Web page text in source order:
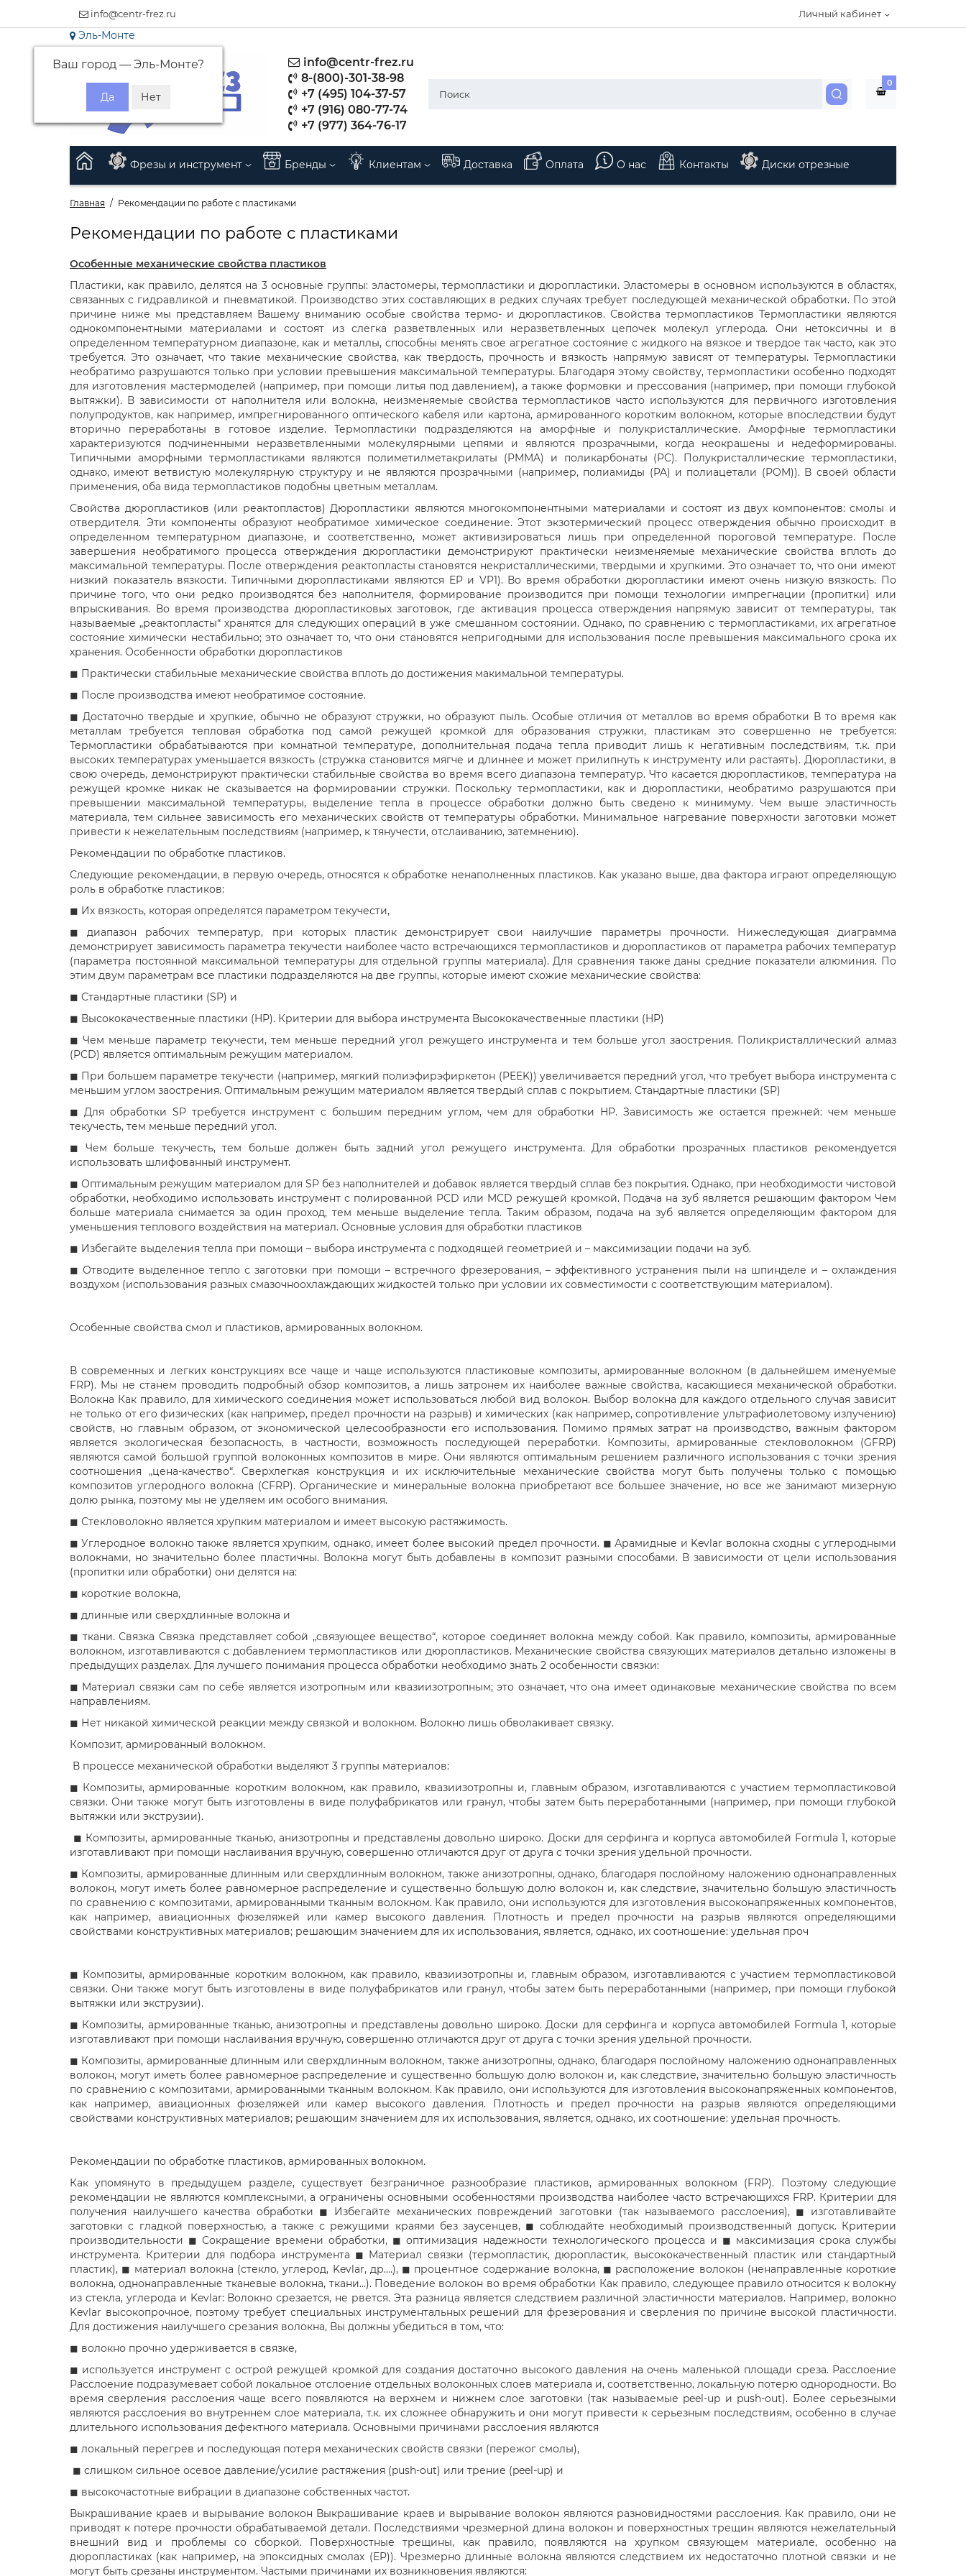
info@centr-frez.ru Личный кабинет
Эль-Монте
Ваш город — Эль-Монте?
info@centr-frez.ru
8-(800)-301-38-98
+7 (495) 104-37-57
+7 (916) 080-77-74
+7 (977) 364-76-17
0
Фрезы и инструмент Бренды Клиентам Доставка Оплата О нас Контакты Диски отрезные
Главная Рекомендации по работе с пластиками
Рекомендации по работе с пластиками
Особенные механические свойства пластиков
Пластики, как правило, делятся на 3 основные группы: эластомеры, термопластики и дюропластики. Эластомеры в основном используются в областях,
связанных с гидравликой и пневматикой. Производство этих составляющих в редких случаях требует последующей механической обработки. По этой
причине ниже мы представляем Вашему вниманию особые свойства термо- и дюропластиков. Свойства термопластиков Термопластики являются
однокомпонентными материалами и состоят из слегка разветвленных или неразветвленных цепочек молекул углерода. Они нетоксичны и в
определенном температурном диапазоне, как и металлы, способны менять свое агрегатное состояние с жидкого на вязкое и твердое так часто, как это
требуется. Это означает, что такие механические свойства, как твердость, прочность и вязкость напрямую зависят от температуры. Термопластики
необратимо разрушаются только при условии превышения максимальной температуры. Благодаря этому свойству, термопластики особенно подходят
для изготовления мастермоделей (например, при помощи литья под давлением), а также формовки и прессования (например, при помощи глубокой
вытяжки). В зависимости от наполнителя или волокна, неизменяемые свойства термопластиков часто используются для первичного изготовления
полупродуктов, как например, импрегнированного оптического кабеля или картона, армированного коротким волокном, которые впоследствии будут
вторично переработаны в готовое изделие. Термопластики подразделяются на аморфные и полукристаллические. Аморфные термопластики
характеризуются подчиненными неразветвленными молекулярными цепями и являются прозрачными, когда неокрашены и недеформированы.
Типичными аморфными термопластиками являются полиметилметакрилаты (PMMA) и поликарбонаты (PC). Полукристаллические термопластики,
однако, имеют ветвистую молекулярную структуру и не являются прозрачными (например, полиамиды (PA) и полиацетали (POM)). В своей области
применения, оба вида термопластиков подобны цветным металлам.
Свойства дюропластиков (или реактопластов) Дюропластики являются многокомпонентными материалами и состоят из двух компонентов: смолы и
отвердителя. Эти компоненты образуют необратимое химическое соединение. Этот экзотермический процесс отверждения обычно происходит в
определенном температурном диапазоне, и соответственно, может активизироваться лишь при определенной пороговой температуре. После
завершения необратимого процесса отверждения дюропластики демонстрируют практически неизменяемые механические свойства вплоть до
максимальной температуры. После отверждения реактопласты становятся некристаллическими, твердыми и хрупкими. Это означает то, что они имеют
низкий показатель вязкости. Типичными дюропластиками являются EP и VP1). Во время обработки дюропластики имеют очень низкую вязкость. По
причине того, что они редко производятся без наполнителя, формирование производится при помощи технологии импрегнации (пропитки) или
впрыскивания. Во время производства дюропластиковых заготовок, где активация процесса отверждения напрямую зависит от температуры, так
называемые „реактопласты“ хранятся для следующих операций в уже смешанном состоянии. Однако, по сравнению с термопластиками, их агрегатное
состояние химически нестабильно; это означает то, что они становятся непригодными для использования после превышения максимального срока их
хранения. Особенности обработки дюропластиков
◼ Практически стабильные механические свойства вплоть до достижения макимальной температуры.
◼ После производства имеют необратимое состояние.
◼ Достаточно твердые и хрупкие, обычно не образуют стружки, но образуют пыль. Особые отличия от металлов во время обработки В то время как
металлам требуется тепловая обработка под самой режущей кромкой для образования стружки, пластикам это совершенно не требуется:
Термопластики обрабатываются при комнатной температуре, дополнительная подача тепла приводит лишь к негативным последствиям, т.к. при
высоких температурах уменьшается вязкость (стружка становится мягче и длиннее и может прилипнуть к инструменту или растаять). Дюропластики, в
свою очередь, демонстрируют практически стабильные свойства во время всего диапазона температур. Что касается дюропластиков, температура на
режущей кромке никак не сказывается на формировании стружки. Поскольку термопластики, как и дюропластики, необратимо разрушаются при
превышении максимальной температуры, выделение тепла в процессе обработки должно быть сведено к минимуму. Чем выше эластичность
материала, тем сильнее зависимость его механических свойств от температуры обработки. Минимальное нагревание поверхности заготовки может
привести к нежелательным последствиям (например, к тянучести, отслаиванию, затемнению).
Рекомендации по обработке пластиков.
Следующие рекомендации, в первую очередь, относятся к обработке ненаполненных пластиков. Как указано выше, два фактора играют определяющую
роль в обработке пластиков:
◼ Их вязкость, которая определятся параметром текучести,
◼ диапазон рабочих температур, при которых пластик демонстрирует свои наилучшие параметры прочности. Нижеследующая диаграмма
демонстрирует зависимость параметра текучести наиболее часто встречающихся термопластиков и дюропластиков от параметра рабочих температур
(параметра постоянной максимальной температуры для отдельной группы материала). Для сравнения также даны средние показатели алюминия. По
этим двум параметрам все пластики подразделяются на две группы, которые имеют схожие механические свойства:
◼ Стандартные пластики (SP) и
◼ Высококачественные пластики (HP). Критерии для выбора инструмента Высококачественные пластики (HP)
◼ Чем меньше параметр текучести, тем меньше передний угол режущего инструмента и тем больше угол заострения. Поликристаллический алмаз
(PCD) является оптимальным режущим материалом.
◼ При большем параметре текучести (например, мягкий полиэфирэфиркетон (PEEK)) увеличивается передний угол, что требует выбора инструмента с
меньшим углом заострения. Оптимальным режущим материалом является твердый сплав с покрытием. Стандартные пластики (SP)
◼ Для обработки SP требуется инструмент с большим передним углом, чем для обработки HP. Зависимость же остается прежней: чем меньше
текучесть, тем меньше передний угол.
◼ Чем больше текучесть, тем больше должен быть задний угол режущего инструмента. Для обработки прозрачных пластиков рекомендуется
использовать шлифованный инструмент.
◼ Оптимальным режущим материалом для SP без наполнителей и добавок является твердый сплав без покрытия. Однако, при необходимости чистовой
обработки, необходимо использовать инструмент с полированной PCD или MCD режущей кромкой. Подача на зуб является решающим фактором Чем
больше материала снимается за один проход, тем меньше выделение тепла. Таким образом, подача на зуб является определяющим фактором для
уменьшения теплового воздействия на материал. Основные условия для обработки пластиков
◼ Избегайте выделения тепла при помощи – выбора инструмента с подходящей геометрией и – максимизации подачи на зуб.
◼ Отводите выделенное тепло с заготовки при помощи – встречного фрезерования, – эффективного устранения пыли на шпинделе и – охлаждения
воздухом (использования разных смазочноохлаждающих жидкостей только при условии их совместимости с соответствующим материалом).
Особенные свойства смол и пластиков, армированных волокном.
В современных и легких конструкциях все чаще и чаще используются пластиковые композиты, армированные волокном (в дальнейшем именуемые
FRP). Мы не станем проводить подробный обзор композитов, а лишь затронем их наиболее важные свойства, касающиеся механической обработки.
Волокна Как правило, для химического соединения может использоваться любой вид волокон. Выбор волокна для каждого отдельного случая зависит
не только от его физических (как например, предел прочности на разрыв) и химических (как например, сопротивление ультрафиолетовому излучению)
свойств, но главным образом, от экономической целесообразности его использования. Помимо прямых затрат на производство, важным фактором
является экологическая безопасность, в частности, возможность последующей переработки. Композиты, армированные стекловолокном (GFRP)
являются самой большой группой волоконных композитов в мире. Они являются оптимальным решением различного использования с точки зрения
соотношения „цена-качество“. Сверхлегкая конструкция и их исключительные механические свойства могут быть получены только с помощью
композитов углеродного волокна (CFRP). Органические и минеральные волокна приобретают все большее значение, но все же занимают мизерную
долю рынка, поэтому мы не уделяем им особого внимания.
◼ Стекловолокно является хрупким материалом и имеет высокую растяжимость.
◼ Углеродное волокно также является хрупким, однако, имеет более высокий предел прочности. ◼ Арамидные и Kevlar волокна сходны с углеродными
волокнами, но значительно более пластичны. Волокна могут быть добавлены в композит разными способами. В зависимости от цели использования
(пропитки или обработки) они делятся на:
◼ короткие волокна,
◼ длинные или сверхдлинные волокна и
◼ ткани. Связка Связка представляет собой „связующее вещество“, которое соединяет волокна между собой. Как правило, композиты, армированные
волокном, изготавливаются с добавлением термопластиков или дюропластиков. Механические свойства связующих материалов детально изложены в
предыдущих разделах. Для лучшего понимания процесса обработки необходимо знать 2 особенности связки:
◼ Материал связки сам по себе является изотропным или квазиизотропным; это означает, что она имеет одинаковые механические свойства по всем
направлениям.
◼ Нет никакой химической реакции между связкой и волокном. Волокно лишь обволакивает связку.
Композит, армированный волокном.
В процессе механической обработки выделяют 3 группы материалов:
◼ Композиты, армированные коротким волокном, как правило, квазиизотропны и, главным образом, изготавливаются с участием термопластиковой
связки. Они также могут быть изготовлены в виде полуфабрикатов или гранул, чтобы затем быть переработанными (например, при помощи глубокой
вытяжки или экструзии).
◼ Композиты, армированные тканью, анизотропны и представлены довольно широко. Доски для серфинга и корпуса автомобилей Formula 1, которые
изготавливают при помощи наслаивания вручную, совершенно отличаются друг от друга с точки зрения удельной прочности.
◼ Композиты, армированные длинным или сверхдлинным волокном, также анизотропны, однако, благодаря послойному наложению однонаправленных
волокон, могут иметь более равномерное распределение и существенно большую долю волокон и, как следствие, значительно большую эластичность
по сравнению с композитами, армированными тканным волокном. Как правило, они используются для изготовления высоконапряженных компонентов,
как например, авиационных фюзеляжей или камер высокого давления. Плотность и предел прочности на разрыв являются определяющими
свойствами конструктивных материалов; решающим значением для их использования, является, однако, их соотношение: удельная проч
◼ Композиты, армированные коротким волокном, как правило, квазиизотропны и, главным образом, изготавливаются с участием термопластиковой
связки. Они также могут быть изготовлены в виде полуфабрикатов или гранул, чтобы затем быть переработанными (например, при помощи глубокой
вытяжки или экструзии).
◼ Композиты, армированные тканью, анизотропны и представлены довольно широко. Доски для серфинга и корпуса автомобилей Formula 1, которые
изготавливают при помощи наслаивания вручную, совершенно отличаются друг от друга с точки зрения удельной прочности.
◼ Композиты, армированные длинным или сверхдлинным волокном, также анизотропны, однако, благодаря послойному наложению однонаправленных
волокон, могут иметь более равномерное распределение и существенно большую долю волокон и, как следствие, значительно большую эластичность
по сравнению с композитами, армированными тканным волокном. Как правило, они используются для изготовления высоконапряженных компонентов,
как например, авиационных фюзеляжей или камер высокого давления. Плотность и предел прочности на разрыв являются определяющими
свойствами конструктивных материалов; решающим значением для их использования, является, однако, их соотношение: удельная прочность.
Рекомендации по обработке пластиков, армированных волокном.
Как упомянуто в предыдущем разделе, существует безграничное разнообразие пластиков, армированных волокном (FRP). Поэтому следующие
рекомендации не являются комплексными, а ограничены основными особенностями производства наиболее часто встречающихся FRP. Критерии для
получения наилучшего качества обработки ◼ Избегайте механических повреждений заготовки (так называемого расслоения), ◼ изготавливайте
заготовки с гладкой поверхностью, а также с режущими краями без заусенцев, ◼ соблюдайте необходимый производственный допуск. Критерии
производительности ◼ Сокращение времени обработки, ◼ оптимизация надежности технологического процесса и ◼ максимизация срока службы
инструмента. Критерии для подбора инструмента ◼ Материал связки (термопластик, дюропластик, высококачественный пластик или стандартный
пластик), ◼ материал волокна (стекло, углерод, Kevlar, др.…), ◼ процентное содержание волокна, ◼ расположение волокон (ненаправленные короткие
волокна, однонаправленные тканевые волокна, ткани…). Поведение волокон во время обработки Как правило, следующее правило относится к волокну
из стекла, углерода и Kevlar: Волокно срезается, не рвется. Эта разница является следствием различной эластичности материалов. Например, волокно
Kevlar высокопрочное, поэтому требует специальных инструментальных решений для фрезерования и сверления по причине высокой пластичности.
Для достижения наилучшего срезания волокна, Вы должны убедиться в том, что:
◼ волокно прочно удерживается в связке,
◼ используется инструмент с острой режущей кромкой для создания достаточно высокого давления на очень маленькой площади среза. Расслоение
Расслоение подразумевает собой локальное отслоение отдельных волоконных слоев материала и, соответственно, локальную потерю однородности. Во
время сверления расслоения чаще всего появляются на верхнем и нижнем слое заготовки (так называемые peel-up и push-out). Более серьезными
являются расслоения во внутреннем слое материала, т.к. их сложнее обнаружить и они могут привести к серьезным последствиям, особенно в случае
длительного использования дефектного материала. Основными причинами расслоения являются
◼ локальный перегрев и последующая потеря механических свойств связки (пережог смолы),
◼ слишком сильное осевое давление/усилие растяжения (push-out) или трение (peel-up) и
◼ высокочастотные вибрации в диапазоне собственных частот.
Выкрашивание краев и вырывание волокон Выкрашивание краев и вырывание волокон являются разновидностями расслоения. Как правило, они не
приводят к потере прочности обрабатываемой детали. Последствиями чрезмерной длина волокон и поверхностных трещин являются нежелательный
внешний вид и проблемы со сборкой. Поверхностные трещины, как правило, появляются на хрупком связующем материале, особенно на
дюропластиках (как например, на эпоксидных смолах (EP)). Чрезмерно длинные волокна являются следствием их недостаточно плотной связки и не
могут быть срезаны инструментом. Частыми причинами их возникновения являются: